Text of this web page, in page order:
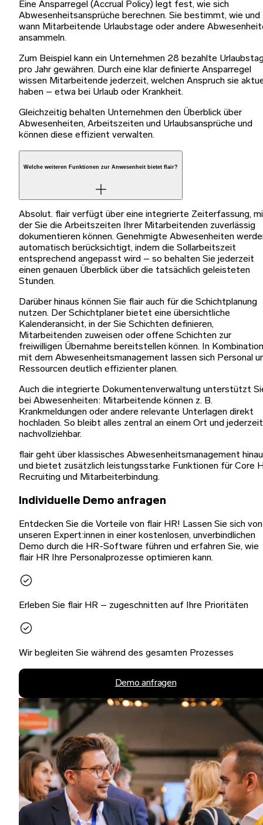
Eine Ansparregel (Accrual Policy) legt fest, wie sich
Abwesenheitsansprüche berechnen. Sie bestimmt, wie und
wann Mitarbeitende Urlaubstage oder andere
ansammeln.
Zum Beispiel kann ein Unternehmen 28 bezahlte
pro Jahr gewähren. Durch eine klar definierte Ansparregel
wissen Mitarbeitende jederzeit, welchen Anspruch sie
haben – etwa bei Urlaub oder Krankheit.
Gleichzeitig behalten Unternehmen den Überblick über
Abwesenheiten, Arbeitszeiten und Urlaubsansprüche und
können diese effizient verwalten.
Welche weiteren Funktionen zur Anwesenheit bietet flair?
Absolut. flair verfügt über eine integrierte Zeiterfassung,
der Sie die Arbeitszeiten Ihrer Mitarbeitenden zuverlässig
dokumentieren können. Genehmigte Abwesenheiten
automatisch berücksichtigt, indem die Sollarbeitszeit
entsprechend angepasst wird – so behalten Sie jederzeit
einen genauen Überblick über die tatsächlich geleisteten
Stunden.
Darüber hinaus können Sie flair auch für die Schichtplanung
nutzen. Der Schichtplaner bietet eine übersichtliche
Kalenderansicht, in der Sie Schichten definieren,
Mitarbeitenden zuweisen oder offene Schichten zur
freiwilligen Übernahme bereitstellen können. In Kombination
mit dem Abwesenheitsmanagement lassen sich Personal
Ressourcen deutlich effizienter planen.
Auch die integrierte Dokumentenverwaltung unterstützt
bei Abwesenheiten: Mitarbeitende können z. B.
Krankmeldungen oder andere relevante Unterlagen direkt
hochladen. So bleibt alles zentral an einem Ort und jederzeit
nachvollziehbar.
flair geht über klassisches Abwesenheitsmanagement
und bietet zusätzlich leistungsstarke Funktionen für Core
Recruiting und Mitarbeiterbindung.
Individuelle Demo anfragen
Entdecken Sie die Vorteile von flair HR! Lassen Sie sich von
unseren Expert:innen in einer kostenlosen, unverbindlichen
Demo durch die HR-Software führen und erfahren Sie, wie
flair HR Ihre Personalprozesse optimieren kann.
Erleben Sie flair HR – zugeschnitten auf Ihre Prioritäten
Wir begleiten Sie während des gesamten Prozesses
Demo anfragen